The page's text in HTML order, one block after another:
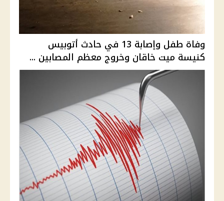
وفاة طفل وإصابة 13 في حادث أتوبيس
كنيسة ميت خاقان وخروج معظم المصابين ...